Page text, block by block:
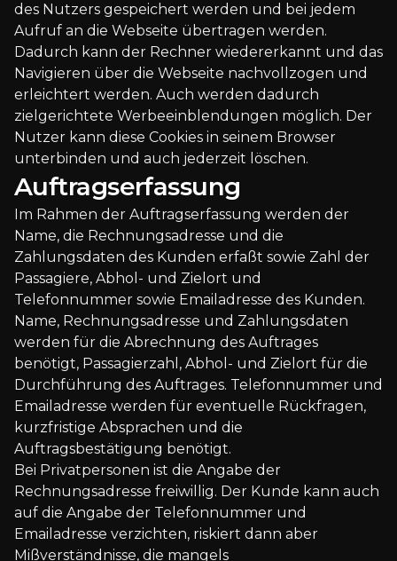
des Nutzers gespeichert werden und bei jedem
Aufruf an die Webseite übertragen werden.
Dadurch kann der Rechner wiedererkannt und das
Navigieren über die Webseite nachvollzogen und
erleichtert werden. Auch werden dadurch
zielgerichtete Werbeeinblendungen möglich. Der
Nutzer kann diese Cookies in seinem Browser
unterbinden und auch jederzeit löschen.
Auftragserfassung
Im Rahmen der Auftragserfassung werden der
Name, die Rechnungsadresse und die
Zahlungsdaten des Kunden erfaßt sowie Zahl der
Passagiere, Abhol- und Zielort und
Telefonnummer sowie Emailadresse des Kunden.
Name, Rechnungsadresse und Zahlungsdaten
werden für die Abrechnung des Auftrages
benötigt, Passagierzahl, Abhol- und Zielort für die
Durchführung des Auftrages. Telefonnummer und
Emailadresse werden für eventuelle Rückfragen,
kurzfristige Absprachen und die
Auftragsbestätigung benötigt.
Bei Privatpersonen ist die Angabe der
Rechnungsadresse freiwillig. Der Kunde kann auch
auf die Angabe der Telefonnummer und
Emailadresse verzichten, riskiert dann aber
Mißverständnisse, die mangels